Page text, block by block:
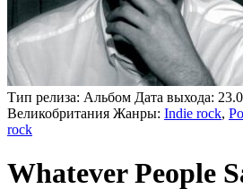
Тип релиза: Альбом Дата выхода:
Великобритания Жанры: Indie rock,
rock
Whatever People